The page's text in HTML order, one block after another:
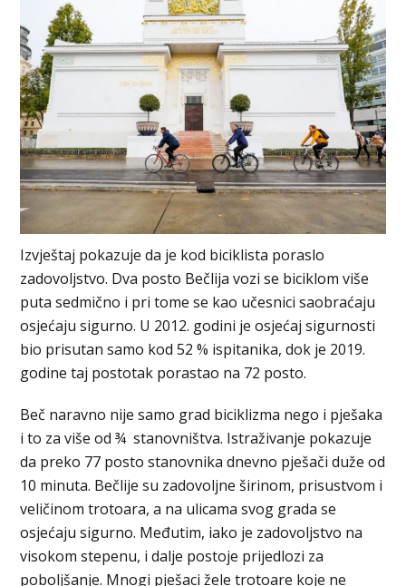
Izvještaj pokazuje da je kod biciklista poraslo
zadovoljstvo. Dva posto Bečlija vozi se biciklom više
puta sedmično i pri tome se kao učesnici saobraćaju
osjećaju sigurno. U 2012. godini je osjećaj sigurnosti
bio prisutan samo kod 52 % ispitanika, dok je 2019.
godine taj postotak porastao na 72 posto.
Beč naravno nije samo grad biciklizma nego i pješaka
i to za više od ¾ stanovništva. Istraživanje pokazuje
da preko 77 posto stanovnika dnevno pješači duže od
10 minuta. Bečlije su zadovoljne širinom, prisustvom i
veličinom trotoara, a na ulicama svog grada se
osjećaju sigurno. Međutim, iako je zadovoljstvo na
visokom stepenu, i dalje postoje prijedlozi za
poboljšanje. Mnogi pješaci žele trotoare koje ne